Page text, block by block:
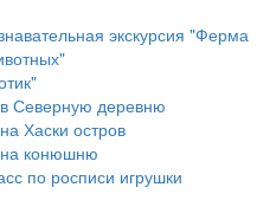
экскурсия "Ферма
в Северную деревню
Хаски остров
на конюшню
по росписи игрушки